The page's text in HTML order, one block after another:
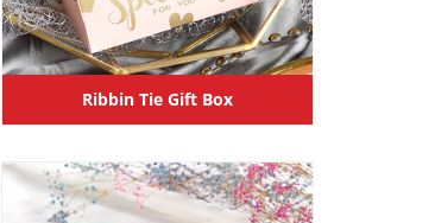
Ribbin Tie Gift Box